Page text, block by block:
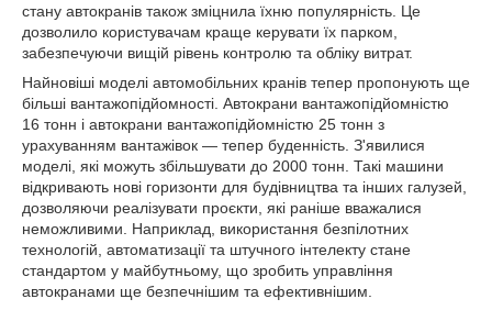
стану автокранів також зміцнила їхню популярність. Це
дозволило користувачам краще керувати їх парком,
забезпечуючи вищій рівень контролю та обліку витрат.
Найновіші моделі автомобільних кранів тепер пропонують ще
більші вантажопідйомності. Автокрани вантажопідйомністю
16 тонн і автокрани вантажопідйомністю 25 тонн з
урахуванням вантажівок — тепер буденність. З'явилися
моделі, які можуть збільшувати до 2000 тонн. Такі машини
відкривають нові горизонти для будівництва та інших галузей,
дозволяючи реалізувати проєкти, які раніше вважалися
неможливими. Наприклад, використання безпілотних
технологій, автоматизації та штучного інтелекту стане
стандартом у майбутньому, що зробить управління
автокранами ще безпечнішим та ефективнішим.